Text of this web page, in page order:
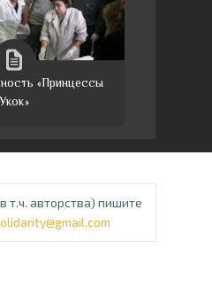
«Принцессы
т.ч. авторства) пишите